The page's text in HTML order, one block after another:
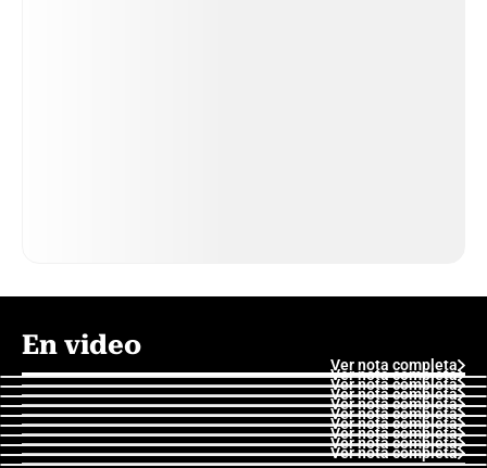
En video
Ver nota completa
Ver nota completa
Ver nota completa
Ver nota completa
Ver nota completa
Ver nota completa
Ver nota completa
Ver nota completa
Ver nota completa
Ver nota completa